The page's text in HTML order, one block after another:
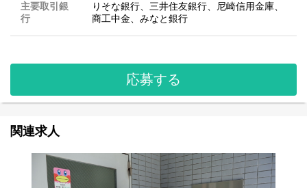
主要取引銀
行
りそな銀行、三井住友銀行、尼崎信用金庫、
商工中金、みなと銀行
応募する
関連求人